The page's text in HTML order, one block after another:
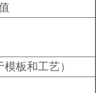
板和工艺）